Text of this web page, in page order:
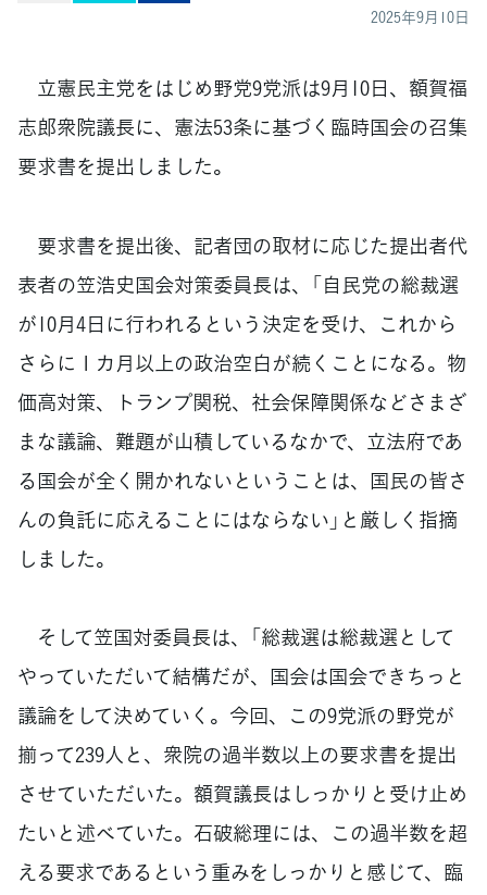
2025年9月10日
立憲民主党をはじめ野党9党派は9月10日、額賀福
志郎衆院議長に、憲法53条に基づく臨時国会の召集
要求書を提出しました。
要求書を提出後、記者団の取材に応じた提出者代
表者の笠浩史国会対策委員長は、「自民党の総裁選
が10月4日に行われるという決定を受け、これから
さらに１カ月以上の政治空白が続くことになる。物
価高対策、トランプ関税、社会保障関係などさまざ
まな議論、難題が山積しているなかで、立法府であ
る国会が全く開かれないということは、国民の皆さ
んの負託に応えることにはならない」と厳しく指摘
しました。
そして笠国対委員長は、「総裁選は総裁選として
やっていただいて結構だが、国会は国会できちっと
議論をして決めていく。今回、この9党派の野党が
揃って239人と、衆院の過半数以上の要求書を提出
させていただいた。額賀議長はしっかりと受け止め
たいと述べていた。石破総理には、この過半数を超
える要求であるという重みをしっかりと感じて、臨